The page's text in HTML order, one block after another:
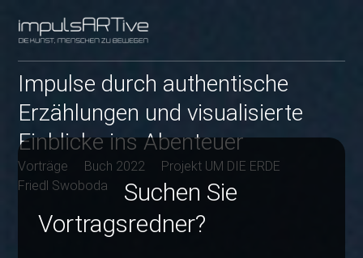
Impulse durch authentische
Erzählungen und visualisierte
Einblicke ins Abenteuer
Vorträge Buch 2022
Projekt UM DIE ERDE
Friedl Swoboda
Suchen Sie
Vortragsredner?